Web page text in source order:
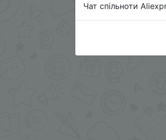
Чат спільноти